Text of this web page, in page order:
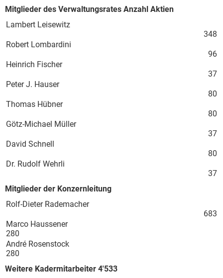
Mitglieder des Verwaltungsrates Anzahl Aktien
Lambert Leisewitz
348
Robert Lombardini
96
Heinrich Fischer
37
Peter J. Hauser
80
Thomas Hübner
80
Götz-Michael Müller
37
David Schnell
80
Dr. Rudolf Wehrli
37
Mitglieder der Konzernleitung
Rolf-Dieter Rademacher
683
Marco Haussener
280
André Rosenstock
280
Weitere Kadermitarbeiter 4'533